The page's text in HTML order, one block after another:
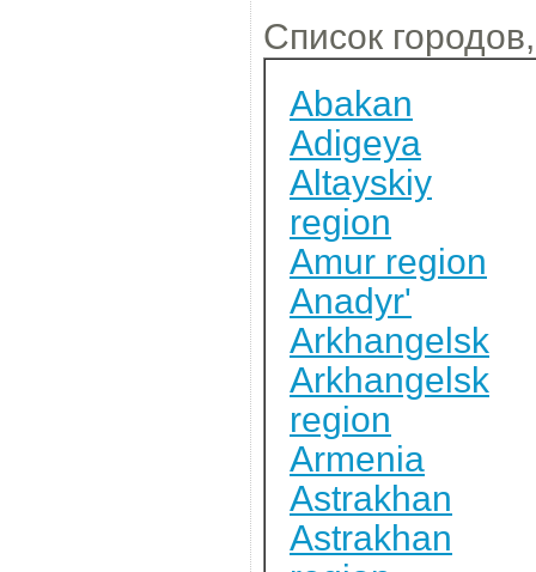
Список
Abakan
Adigeya
Altayskiy
region
Amur region
Anadyr'
Arkhangelsk
Arkhangelsk
region
Armenia
Astrakhan
Astrakhan